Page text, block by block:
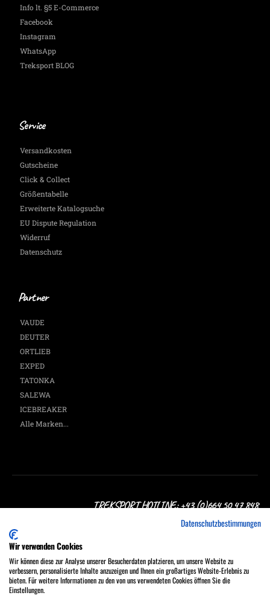
Info lt. §5 E-Commerce
Facebook
Instagram
WhatsApp
Treksport BLOG
Service
Versandkosten
Gutscheine
Click & Collect
Größentabelle
Erweiterte Katalogsuche
EU Dispute Regulation
Widerruf
Datenschutz
Partner
VAUDE
DEUTER
ORTLIEB
EXPED
TATONKA
SALEWA
ICEBREAKER
Alle Marken...
TREKSPORT HOTLINE: +43 (0)664 50 47 848
Treksport Outdoor Shop, A-1060 Wien, Stumpergasse 16
MO - FR 9:30 - 18:00, SA 9:30 - 17:00 Uhr
Tel.: +43 (0)664 50 47 848
Datenschutzbestimmungen
Wir verwenden Cookies
Wir können diese zur Analyse unserer Besucherdaten platzieren, um unsere Website zu
verbessern, personalisierte Inhalte anzuzeigen und Ihnen ein großartiges Website-Erlebnis zu
bieten. Für weitere Informationen zu den von uns verwendeten Cookies öffnen Sie die
Einstellungen.